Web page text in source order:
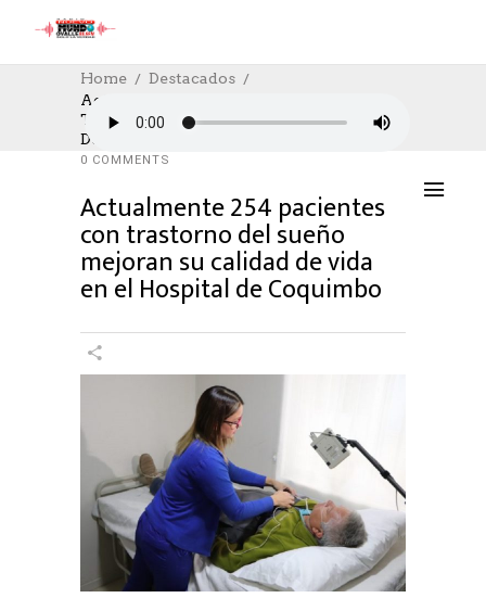
Home
Destacados
Actualmente 254 Pacientes Con
Trastorno Del Sueño Mejoran Su Calidad
De Vida En El Hospital De Coquimbo
DESTACADOS SOCIAL,SOCIAL
15/03/2024
AUTHOR: HECTOR
0 COMMENTS
Actualmente 254 pacientes
con trastorno del sueño
mejoran su calidad de vida
en el Hospital de Coquimbo